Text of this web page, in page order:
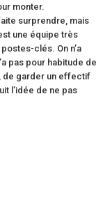
monter.
surprendre, mais
une équipe très
clés. On n’a
pas pour habitude de
de garder un effectif
l’idée de ne pas